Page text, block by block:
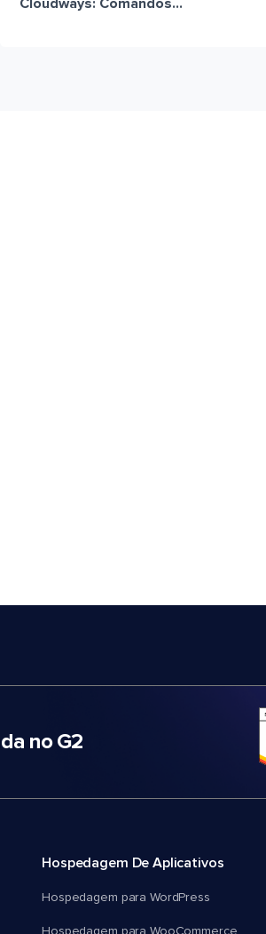
Cloudways: Comandos...
no G2
Hospedagem De Aplicativos
Hospedagem para WordPress